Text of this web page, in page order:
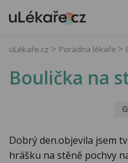
uLékaře.cz Poradna lékaře
Boulička na
Dobrý den.objevila jsem
hrášku na stěně pochvy